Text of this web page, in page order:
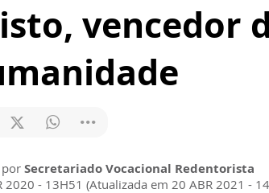
vencedor
por Secretariado Vocacional Redentorista
2020 - 13H51 (Atualizada em 20 ABR 2021 -